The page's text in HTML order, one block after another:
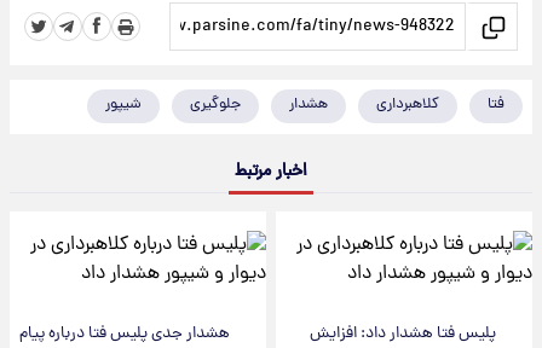
فتا کلاهبرداری هشدار جلوگیری شیپور
اخبار مرتبط
پلیس فتا هشدار داد: افزایش
هشدار جدی پلیس فتا درباره پیام